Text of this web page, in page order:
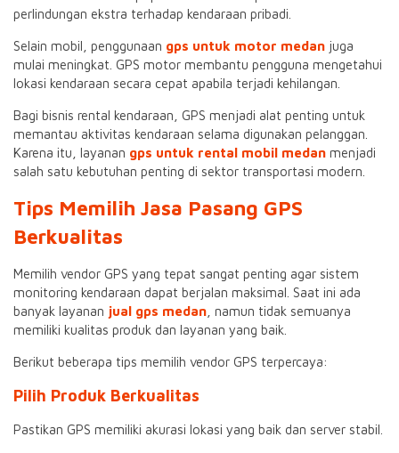
perlindungan ekstra terhadap kendaraan pribadi.
Selain mobil, penggunaan gps untuk motor medan juga
mulai meningkat. GPS motor membantu pengguna mengetahui
lokasi kendaraan secara cepat apabila terjadi kehilangan.
Bagi bisnis rental kendaraan, GPS menjadi alat penting untuk
memantau aktivitas kendaraan selama digunakan pelanggan.
Karena itu, layanan gps untuk rental mobil medan menjadi
salah satu kebutuhan penting di sektor transportasi modern.
Tips Memilih Jasa Pasang GPS
Berkualitas
Memilih vendor GPS yang tepat sangat penting agar sistem
monitoring kendaraan dapat berjalan maksimal. Saat ini ada
banyak layanan jual gps medan , namun tidak semuanya
memiliki kualitas produk dan layanan yang baik.
Berikut beberapa tips memilih vendor GPS terpercaya:
Pilih Produk Berkualitas
Pastikan GPS memiliki akurasi lokasi yang baik dan server stabil.